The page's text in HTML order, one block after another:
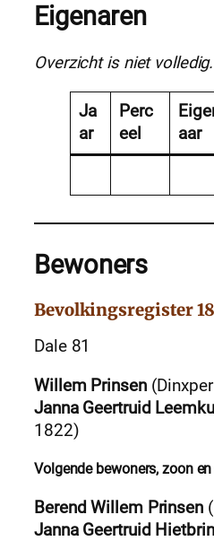
Eigenaren
Overzicht is niet volledig.
Ja
ar
Perc
eel
aar
Bewoners
Bevolkingsregister
Dale 81
Willem Prinsen
Janna Geertruid
1822)
Volgende bewoners, zoon
Berend Willem Prinsen
Janna Geertruid